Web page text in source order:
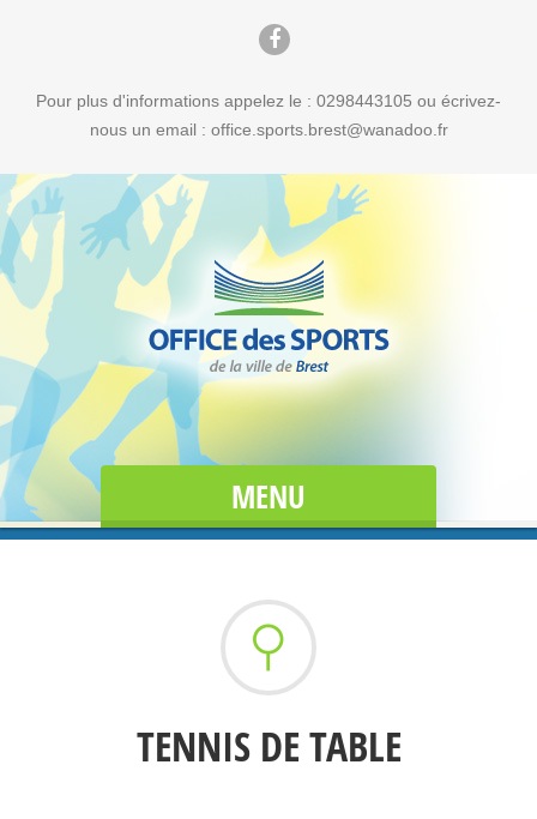
Pour plus d'informations appelez le : 0298443105 ou écrivez-
nous un email : office.sports.brest@wanadoo.fr
MENU
TENNIS DE TABLE